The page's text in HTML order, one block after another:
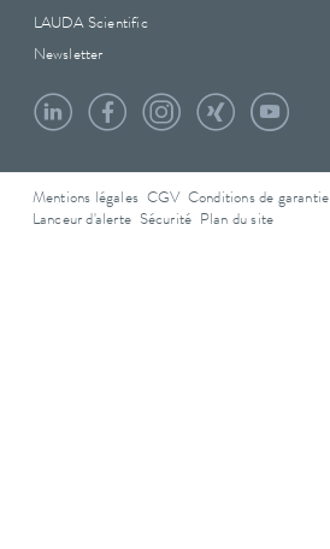
LAUDA Scientific
Newsletter
Mentions légales CGV Conditions de garantie
Lanceur d'alerte Sécurité Plan du site